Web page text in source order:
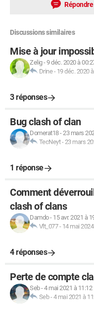
Répondre
Discussions similaires
Mise à jour
Zelig-9 déc. 2020 à
Drine- 19 déc. 2020
3 réponses
Bug clash of clan
Domerat18-23 mars
TecNeyt-23 mars
1 réponse
Comment
clash of clans
Damdo- 15 avr. 2021 à
Vlt_077- 14 mai
4 réponses
Perte de compte
Seb-4 mai 2021 à 11:12
Seb-4 mai 2021 à